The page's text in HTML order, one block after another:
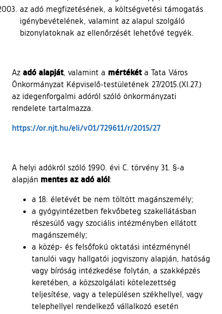
az adó megfizetésének, a költségvetési támogatás
igénybevételének, valamint az alapul szolgáló
bizonylatoknak az ellenőrzését lehetővé tegyék.
Az adó alapját, valamint a mértékéta Tata Város
Önkormányzat Képviselő-testületének 27/2015.(XI.27.)
az idegenforgalmi adóról szóló önkormányzati
rendelete tartalmazza.
https://or.njt.hu/eli/v01/729611/r/2015/27(külső
A helyi adókról szóló 1990. évi C. törvény 31. §-a
alapján mentes az adó alól:
a 18. életévét be nem töltött magánszemély;
a gyógyintézetben fekvőbeteg szakellátásban
részesülő vagy szociális intézményben ellátott
magánszemély;
a közép- és felsőfokú oktatási intézménynél
tanulói vagy hallgatói jogviszony alapján, hatóság
vagy bíróság intézkedése folytán, a szakképzés
keretében, a közszolgálati kötelezettség
teljesítése, vagy a településen székhellyel, vagy
telephellyel rendelkező vállalkozó esetén